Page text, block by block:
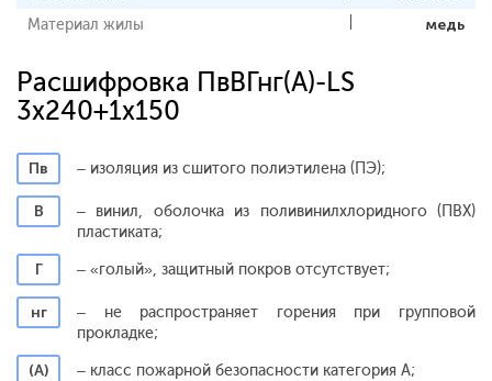
Материал жилы
медь
Расшифровка ПвВГнг(A)-LS
3x240+1x150
Пв – изоляция из сшитого полиэтилена (ПЭ);
В
– винил, оболочка из поливинилхлоридного (ПВХ)
пластиката;
Г
– «голый», защитный покров отсутствует;
нг
– не распространяет горения при групповой
прокладке;
(А)
– класс пожарной безопасности категория А;